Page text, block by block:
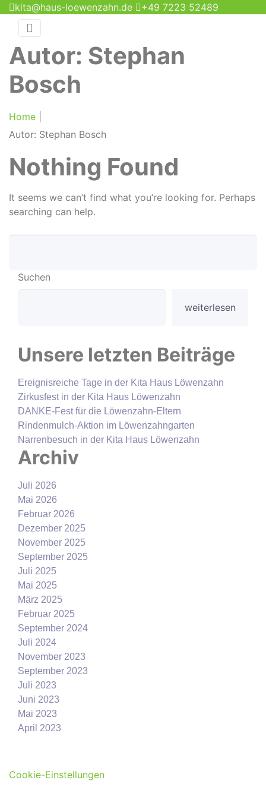
kita@haus-loewenzahn.de +49 7223 52489
Autor: Stephan
Bosch
Home
Autor: Stephan Bosch
Nothing Found
It seems we can’t find what you’re looking for. Perhaps
searching can help.
Suchen
weiterlesen
Unsere letzten Beiträge
Ereignisreiche Tage in der Kita Haus Löwenzahn
Zirkusfest in der Kita Haus Löwenzahn
DANKE-Fest für die Löwenzahn-Eltern
Rindenmulch-Aktion im Löwenzahngarten
Narrenbesuch in der Kita Haus Löwenzahn
Archiv
Juli 2026
Mai 2026
Februar 2026
Dezember 2025
November 2025
September 2025
Juli 2025
Mai 2025
März 2025
Februar 2025
September 2024
Juli 2024
November 2023
September 2023
Juli 2023
Juni 2023
Mai 2023
April 2023
Cookie-Einstellungen